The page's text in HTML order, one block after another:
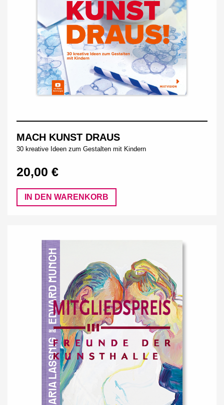
MACH KUNST DRAUS
30 kreative Ideen zum Gestalten mit Kindern
20,00 €
IN DEN WARENKORB